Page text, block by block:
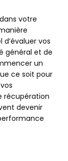
votre
vos
général et de
un
ce soit pour
récupération
devenir